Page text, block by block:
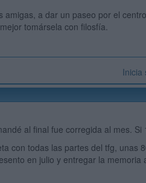
a dar un paseo por el
tomársela con filosfía.
Inicia
al final fue corregida al mes.
con todas las partes del tfg, unas
en julio y entregar la